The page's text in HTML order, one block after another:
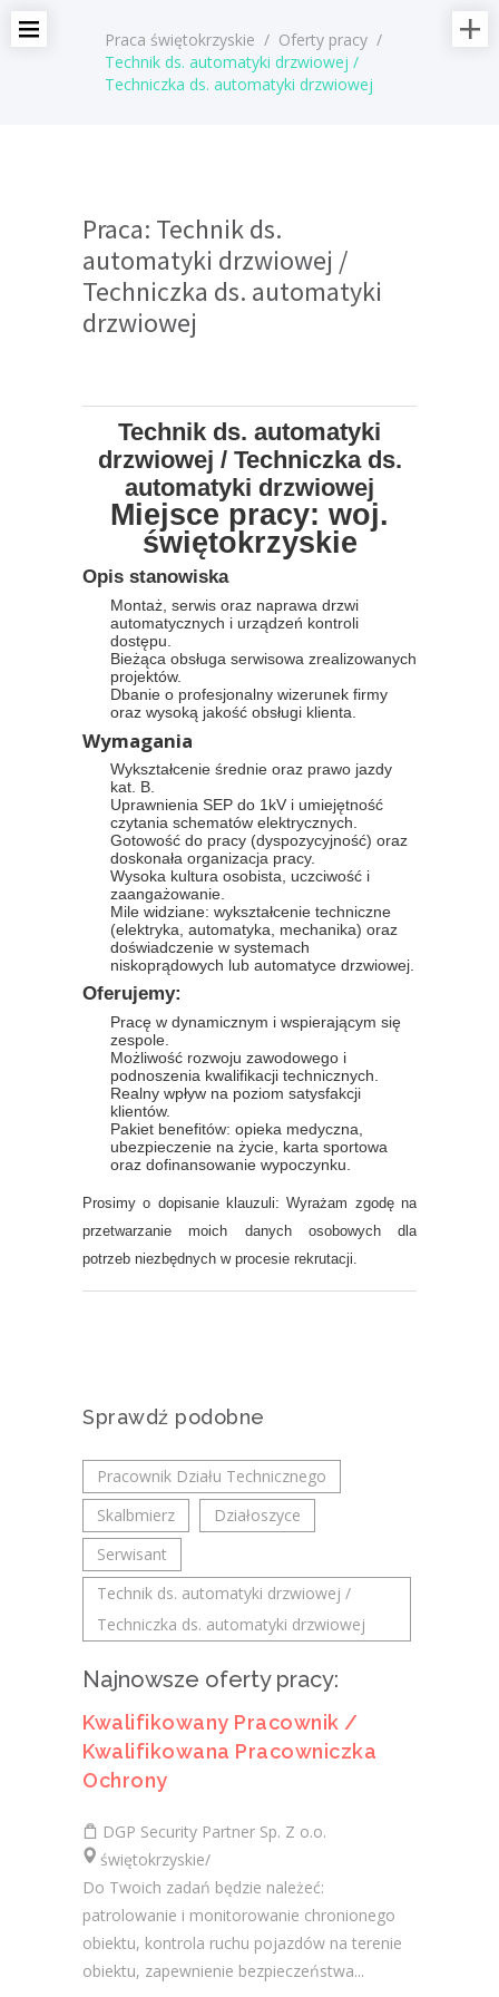
Praca świętokrzyskie / Oferty pracy /
Technik ds. automatyki drzwiowej /
Techniczka ds. automatyki drzwiowej
Praca: Technik ds.
automatyki drzwiowej /
Techniczka ds. automatyki
drzwiowej
Technik ds. automatyki
drzwiowej / Techniczka ds.
automatyki drzwiowej
Miejsce pracy: woj.
świętokrzyskie
Opis stanowiska
Montaż, serwis oraz naprawa drzwi
automatycznych i urządzeń kontroli
dostępu.
Bieżąca obsługa serwisowa zrealizowanych
projektów.
Dbanie o profesjonalny wizerunek firmy
oraz wysoką jakość obsługi klienta.
Wymagania
Wykształcenie średnie oraz prawo jazdy
kat. B.
Uprawnienia SEP do 1kV i umiejętność
czytania schematów elektrycznych.
Gotowość do pracy (dyspozycyjność) oraz
doskonała organizacja pracy.
Wysoka kultura osobista, uczciwość i
zaangażowanie.
Mile widziane: wykształcenie techniczne
(elektryka, automatyka, mechanika) oraz
doświadczenie w systemach
niskoprądowych lub automatyce drzwiowej.
Oferujemy:
Pracę w dynamicznym i wspierającym się
zespole.
Możliwość rozwoju zawodowego i
podnoszenia kwalifikacji technicznych.
Realny wpływ na poziom satysfakcji
klientów.
Pakiet benefitów: opieka medyczna,
ubezpieczenie na życie, karta sportowa
oraz dofinansowanie wypoczynku.
Prosimy o dopisanie klauzuli: Wyrażam zgodę na
przetwarzanie moich danych osobowych dla
potrzeb niezbędnych w procesie rekrutacji.
Sprawdź podobne
Pracownik Działu Technicznego
Skalbmierz
Działoszyce
Serwisant
Technik ds. automatyki drzwiowej /
Techniczka ds. automatyki drzwiowej
Najnowsze oferty pracy:
Kwalifikowany Pracownik /
Kwalifikowana Pracowniczka
Ochrony
DGP Security Partner Sp. Z o.o.
świętokrzyskie/
Do Twoich zadań będzie należeć:
patrolowanie i monitorowanie chronionego
obiektu, kontrola ruchu pojazdów na terenie
obiektu, zapewnienie bezpieczeństwa...